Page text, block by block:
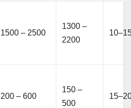
1500 – 2500
1300 –
2200
200 – 600
150 –
500